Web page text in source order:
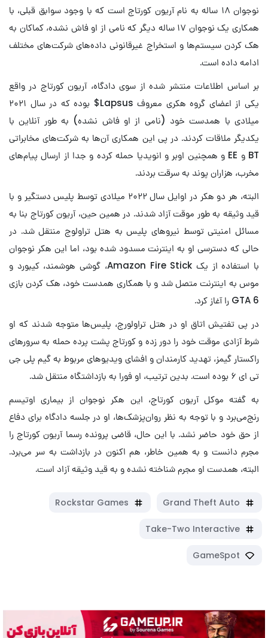
نوجوان ۱۸ ساله به نام آریون کورتاج است که با وجود سوابق قبلی، با
همکاری یک نوجوان ۱۷ ساله دیگر که نامی از او فاش نشده، کماکان به
هک کردن سیستم‌ها و استخراج غیرقانونی داده‌های شرکت‌های مختلف
ادامه داده است.
بر اساس اطلاعات منتشر شده از سوی دادگاه، آریون کورتاج در واقع
یکی از اعضای گروه هکری معروف Lapsus$ بوده که در سال ۲۰۲۱
میلادی با همدست خود (نامی از او فاش نشده) به طور آنلاین با
یکدیگر ملاقات کردند. در پی این همکاری آن‌ها به شرکت‌های مخابراتی
BT و EE و همچنین اوبر و انویدیا حمله کرده و جدا از ارسال پیام‌های
مخرب، هزاران پوند به سرقت بردند.
البته، هر دو هکر در اوایل سال ۲۰۲۲ میلادی توسط پلیس دستگیر و با
قید وثیقه به طور موقت آزاد شدند. در همین حین، آریون کورتاج بنا به
مسائل امنیتی توسط نیروهای پلیس به هتل تراولوج منتقل شد. در
حالی که دسترسی او به اینترنت مسدود شده بود، اما این هکر نوجوان
با استفاده از یک Amazon Fire Stick، گوشی هوشمند، کیبورد و
موس به اینترنت متصل شد و با همکاری همدست خود، هک کردن بازی
GTA 6 را آغاز کرد.
در پی تفتیش اتاق او در هتل تراولورج، پلیس‌ها متوجه شدند که او
شرط آزادی موقت خود را دور زده و کورتاج پشت پرده حمله به سرورهای
راکستار گیمز، تهدید کارمندان و افشای ویدیوهای مربوط به گیم پلی جی
تی ای ۶ بوده است. بدین ترتیب، او فورا به بازداشتگاه منتقل شد.
به گفته موکل آریون کورتاج، این هکر نوجوان از بیماری اوتیسم
رنج‌می‌برد و با توجه به نظر روان‌پزشک‌ها، او در جلسه دادگاه برای دفاع
از حق خود حاضر نشد. با این حال، قاضی پرونده رسما آریون کورتاج را
مجرم دانست و به همین خاطر، هم اکنون در بازداشت به سر می‌برد.
البته، همدست او مجرم شناخته نشده و به قید وثیقه آزاد است.
Grand Theft Auto
Rockstar Games
Take-Two Interactive
GameSpot